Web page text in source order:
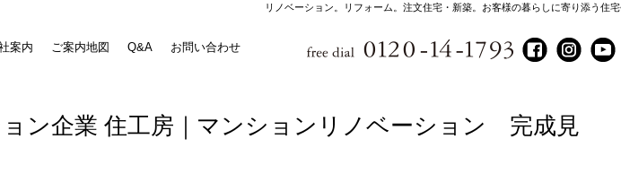
リノベーション。リフォーム。注文住宅・新築。お客様の暮らしに寄り添う住
案内 ご案内地図 Q&A お問い合わせ
ン企業 住工房｜マンションリノベーション 完成見